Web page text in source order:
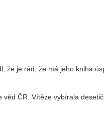
že je rád, že má jeho kniha
ČR. Vítěze vybírala